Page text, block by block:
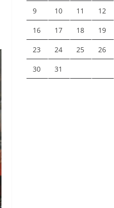
9 10 11 12
16 17 18 19
23 24 25 26
30 31